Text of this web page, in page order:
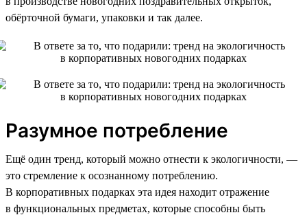
обёрточной бумаги, упаковки и так далее.
Разумное потребление
Ещё один тренд, который можно отнести к экологичности, —
это стремление к осознанному потреблению.
В корпоративных подарках эта идея находит отражение
в функциональных предметах, которые способны быть